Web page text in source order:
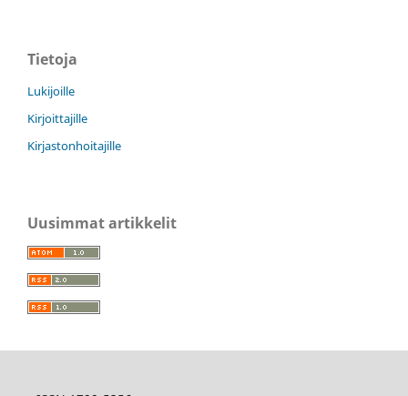
Tietoja
Lukijoille
Kirjoittajille
Kirjastonhoitajille
Uusimmat artikkelit